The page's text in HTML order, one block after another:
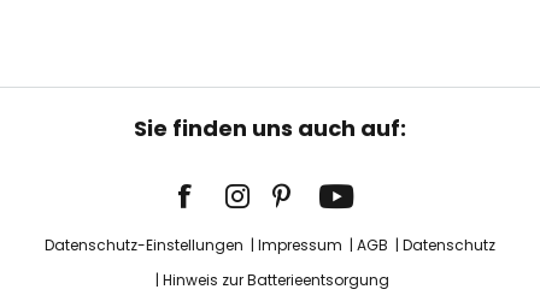
Sie finden uns auch auf:
Datenschutz-Einstellungen Impressum AGB
Datenschutz
Hinweis zur Batterieentsorgung